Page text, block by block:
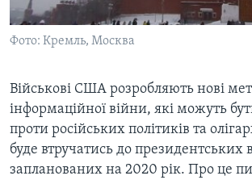
БРИФІНГ ГОЛОСУ АМЕРИКИ
СТУДІЯ ВАШИНГТОН
ПРАЙМ-ТАЙМ
ПОГЛЯД З ВАШИНГТОНА
Learning English
Мови
Фото: Кремль, Москва
Військові США розробляють нові
інформаційної війни, які можуть
проти російських політиків та
буде втручатись до
запланованих на 2020 рік. Про це